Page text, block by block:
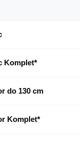
Komplet*
do 130 cm
Komplet*